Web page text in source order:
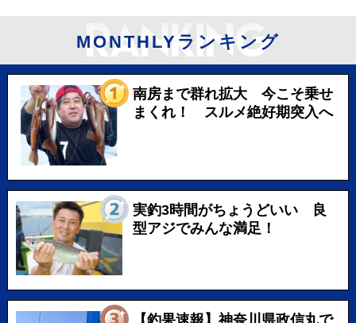
MONTHLYランキング
南房まで群れ拡大 今こそ乗せ
まくれ！ スルメ絶好期突入へ
実釣3時間がちょうどいい 良
型アジでみんな満足！
【釣果速報】神奈川県政信丸で